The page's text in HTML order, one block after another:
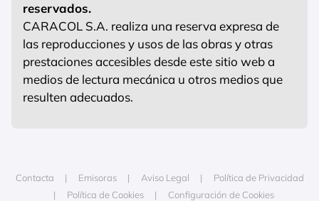
reservados.
CARACOL S.A. realiza una reserva expresa de
las reproducciones y usos de las obras y otras
prestaciones accesibles desde este sitio web a
medios de lectura mecánica u otros medios que
resulten adecuados.
Contacta Emisoras Aviso Legal
Política de Privacidad
Política de Cookies
Configuración de Cookies